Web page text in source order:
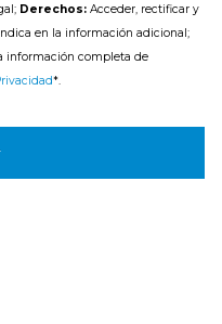
Derechos: Acceder, rectificar y
en la información adicional;
información completa de
*.